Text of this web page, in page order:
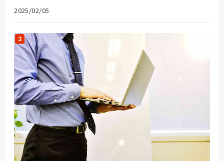
2025/02/05